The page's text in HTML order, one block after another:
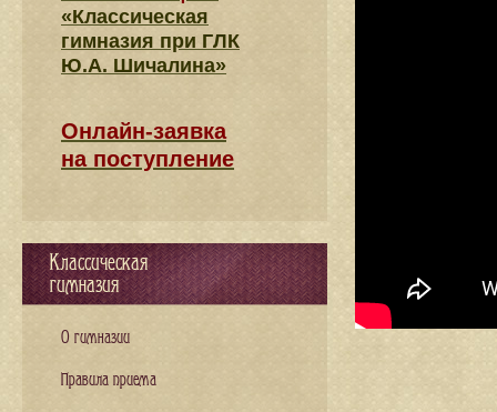
«Классическая
гимназия при ГЛК
Ю.А. Шичалина»
Онлайн-заявка
на поступление
Классическая
гимназия
О гимназии
Правила приема